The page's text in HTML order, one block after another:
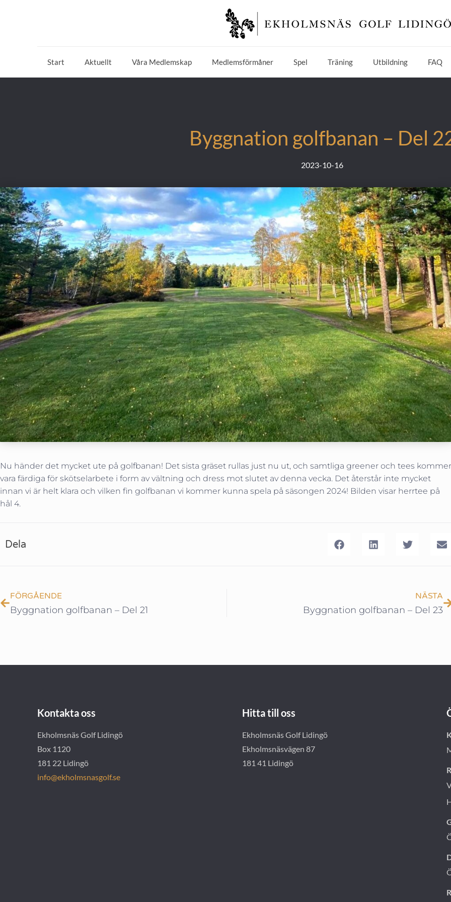
Start Aktuellt Våra Medlemskap Medlemsförmåner Spel Träning Utbildning FAQ
Byggnation golfbanan – Del
2023-10-16
Nu händer det mycket ute på golfbanan! Det sista gräset rullas just nu ut, och samtliga greener och tees kommer
vara färdiga för skötselarbete i form av vältning och dress mot slutet av denna vecka. Det återstår inte mycket
innan vi är helt klara och vilken fin golfbanan vi kommer kunna spela på säsongen 2024! Bilden visar herrtee på
hål 4.
Dela
FÖRGÅENDE
Byggnation golfbanan – Del 21
NÄSTA
Byggnation golfbanan – Del 23
Kontakta oss
Ekholmsnäs Golf Lidingö
Box 1120
181 22 Lidingö
info@ekholmsnasgolf.se
Hitta till oss
Ekholmsnäs Golf Lidingö
Ekholmsnäsvägen 87
181 41 Lidingö